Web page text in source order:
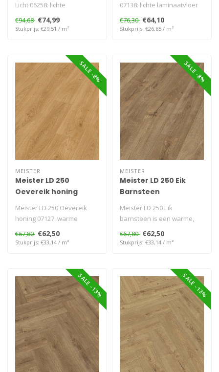
Licht 06258: lichte
laminaatvloer met uniek
houtdess..
€94,68 €74,99
Stukprijs: €29,51 / m²
07138: lichte laminaatvloer
met realistische steenlook..
€76,30 €64,10
Stukprijs: €26,85 / m²
SALE -8%
MEISTER
Meister LD 250
Oevereik honing
Meister LD 250 Oevereik
honing 07127: warme
laminaatvloer met brede
plank, natuu..
€67,80 €62,50
Stukprijs: €33,14 / m²
SALE -8%
MEISTER
Meister LD 250 Eik
Barnsteen
Meister LD 250 Eik
barnsteen is een warme,
karaktervolle laminaatvloer
met reali..
€67,80 €62,50
Stukprijs: €33,14 / m²
SALE -13% SALE -13%